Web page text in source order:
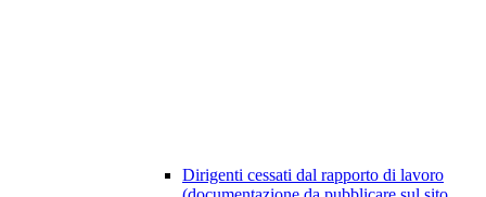
Dirigenti cessati dal rapporto di lavoro